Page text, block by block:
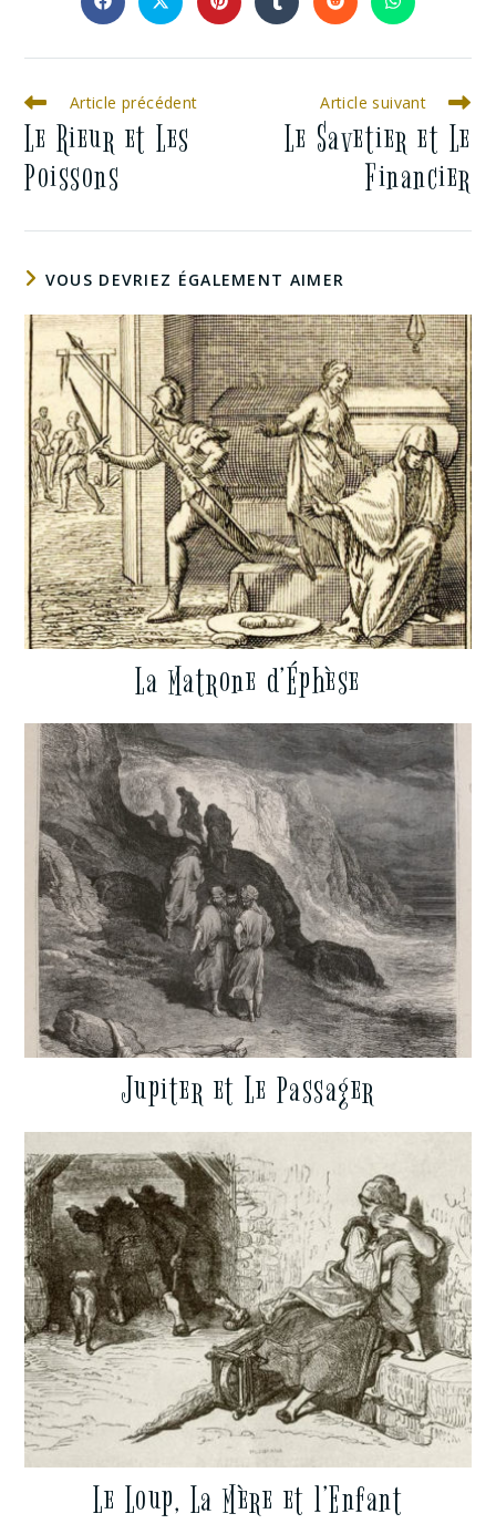
Article précédent
Le Rieur et Les
Poissons
Article suivant
Le Savetier et Le
Financier
VOUS DEVRIEZ ÉGALEMENT AIMER
La Matrone d’Éphèse
Jupiter et Le Passager
Le Loup, La Mère et l’Enfant